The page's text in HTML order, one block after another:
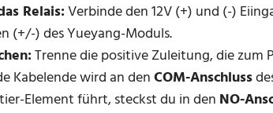
Relais:Verbinde den 12V (+) und (-)
(+/-) des Yueyang-Moduls.
Trenne die positive Zuleitung, die zum
Kabelende wird an denCOM-Anschluss
Element führt, steckst du in den NO-